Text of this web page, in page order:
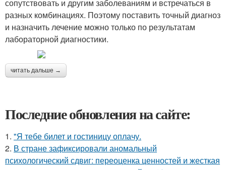
сопутствовать и другим заболеваниям и встречаться в
разных комбинациях. Поэтому поставить точный диагноз
и назначить лечение можно только по результатам
лабораторной диагностики.
читать дальше →
Последние обновления на сайте:
1. "Я тебе билет и гостиницу оплачу.
2. В стране зафиксировали аномальный
психологический сдвиг: переоценка ценностей и жесткая